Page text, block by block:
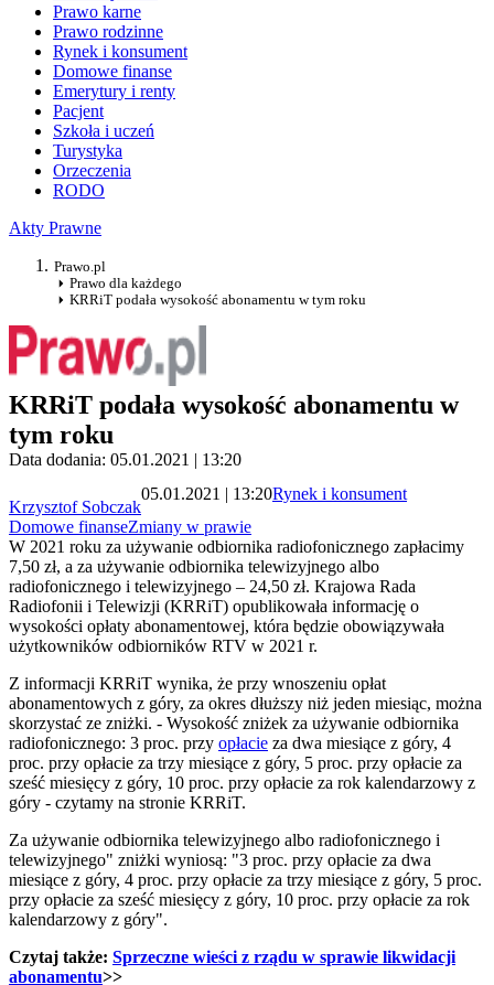
Prawo karne
Prawo rodzinne
Rynek i konsument
Domowe finanse
Emerytury i renty
Pacjent
Szkoła i uczeń
Turystyka
Orzeczenia
RODO
Akty Prawne
Prawo.pl
Prawo dla każdego
KRRiT podała wysokość abonamentu w tym roku
KRRiT podała wysokość abonamentu w
tym roku
Data dodania: 05.01.2021 | 13:20
Krzysztof Sobczak
05.01.2021 | 13:20Rynek i konsument
Domowe finanseZmiany w prawie
W 2021 roku za używanie odbiornika radiofonicznego zapłacimy
7,50 zł, a za używanie odbiornika telewizyjnego albo
radiofonicznego i telewizyjnego – 24,50 zł. Krajowa Rada
Radiofonii i Telewizji (KRRiT) opublikowała informację o
wysokości opłaty abonamentowej, która będzie obowiązywała
użytkowników odbiorników RTV w 2021 r.
Z informacji KRRiT wynika, że przy wnoszeniu opłat
abonamentowych z góry, za okres dłuższy niż jeden miesiąc, można
skorzystać ze zniżki. - Wysokość zniżek za używanie odbiornika
radiofonicznego: 3 proc. przy opłacie za dwa miesiące z góry, 4
proc. przy opłacie za trzy miesiące z góry, 5 proc. przy opłacie za
sześć miesięcy z góry, 10 proc. przy opłacie za rok kalendarzowy z
góry - czytamy na stronie KRRiT.
Za używanie odbiornika telewizyjnego albo radiofonicznego i
telewizyjnego" zniżki wyniosą: "3 proc. przy opłacie za dwa
miesiące z góry, 4 proc. przy opłacie za trzy miesiące z góry, 5 proc.
przy opłacie za sześć miesięcy z góry, 10 proc. przy opłacie za rok
kalendarzowy z góry".
Czytaj także: Sprzeczne wieści z rządu w sprawie likwidacji
abonamentu>>